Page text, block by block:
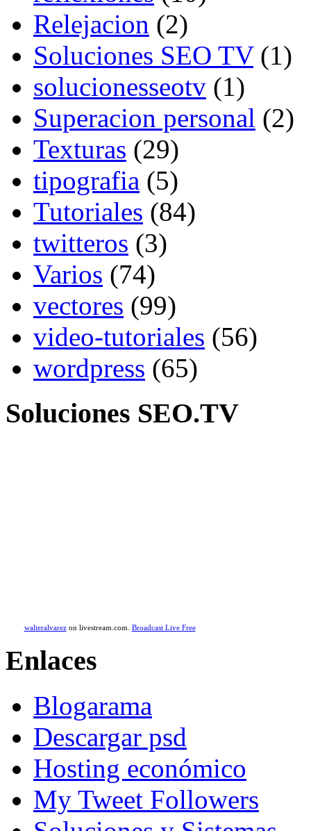
Relejacion (2)
Soluciones SEO TV(1)
solucionesseotv (1)
Superacion personal (2)
Texturas (29)
tipografia (5)
Tutoriales (84)
twitteros (3)
Varios (74)
vectores (99)
video-tutoriales (56)
wordpress (65)
Soluciones SEO.TV
walteralvarezon livestream.com. Broadcast Live Free
Enlaces
Blogarama
Descargar psd
Hosting económico
My Tweet Followers